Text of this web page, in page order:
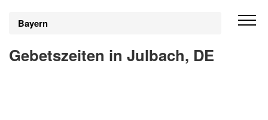
Bayern
Gebetszeiten in Julbach, DE